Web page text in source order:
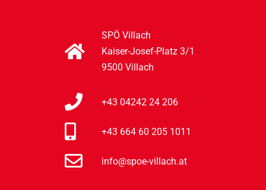
SPÖ Villach
Kaiser-Josef-Platz 3/1
9500 Villach
+43 04242 24 206
+43 664 60 205 1011
info@spoe-villach.at